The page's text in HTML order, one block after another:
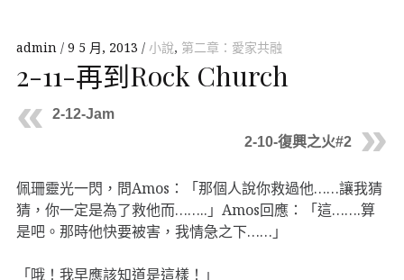
admin 9 5 月, 2013 小說, 第二章：愛家共融
2-11-再到Rock Church
2-12-Jam
2-10-復興之火#2
佩珊靈光一閃，問Amos：「那個人說你救過他……讓我猜
猜，你一定是為了救他而……..」Amos回應：「這…….算
是吧。那時他快要被害，我情急之下……」
「哦！我早應該知道是這樣！」